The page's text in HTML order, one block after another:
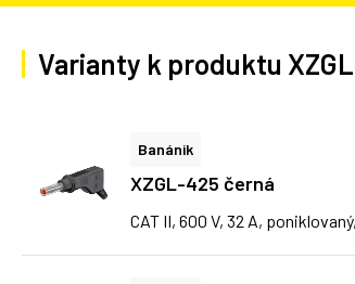
Varianty k produktu
Banánik
XZGL-425 černá
CAT II, 600 V, 32 A,